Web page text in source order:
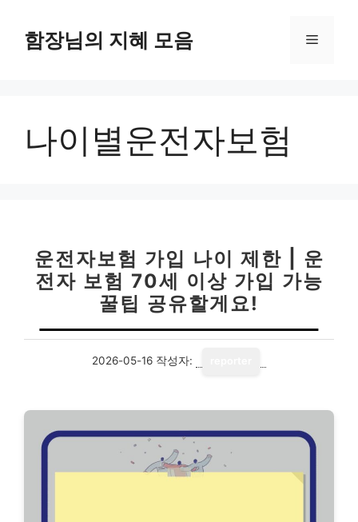
함장님의 지혜 모음 메
나이별운전자보험
운전자보험 가입 나이 제한 | 운
전자 보험 70세 이상 가입 가능
꿀팁 공유할게요!
2026-05-16 작성자: